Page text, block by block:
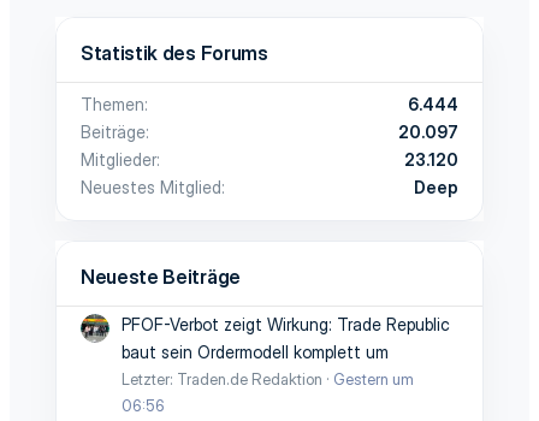
Statistik des Forums
Themen
6.444
Beiträge
20.097
Mitglieder
23.120
Neuestes Mitglied
Deep
Neueste Beiträge
PFOF-Verbot zeigt Wirkung: Trade Republic
baut sein Ordermodell komplett um
Letzter: Traden.de Redaktion
Gestern um
06:56